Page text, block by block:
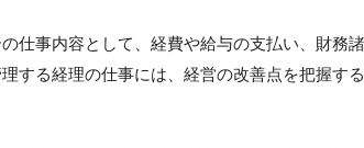
仕事内容として、経費や給与の支払い、財務
する経理の仕事には、経営の改善点を把握す